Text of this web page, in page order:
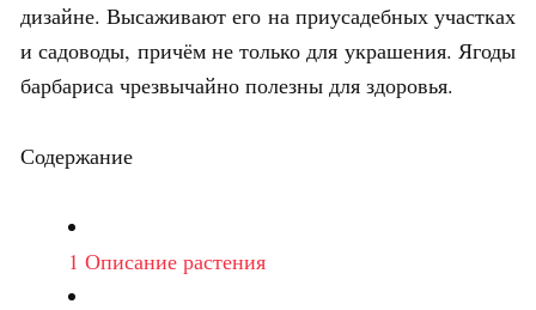
дизайне. Высаживают его на приусадебных участках
и садоводы, причём не только для украшения. Ягоды
барбариса чрезвычайно полезны для здоровья.
Содержание
1 Описание растения